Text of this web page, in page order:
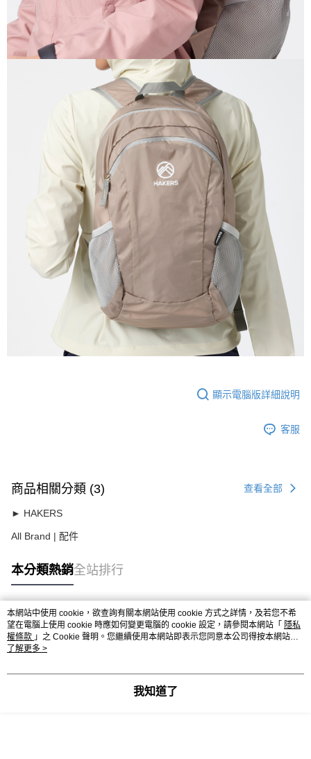
顯示電腦版詳細說明
客服
商品相關分類 (3) 查看全部
► HAKERS
All Brand | 配件
本分類熱銷全站排行
熱門標籤
本網站中使用 cookie，欲查詢有關本網站使用 cookie 方式之詳情，及若您不希
望在電腦上使用 cookie 時應如何變更電腦的 cookie 設定，請參閱本網站「 隱私
權條款 」之 Cookie 聲明。您繼續使用本網站即表示您同意本公司得按本網站使
用條款之 Cookie 聲明使用 cookie。
了解更多 >
我知道了